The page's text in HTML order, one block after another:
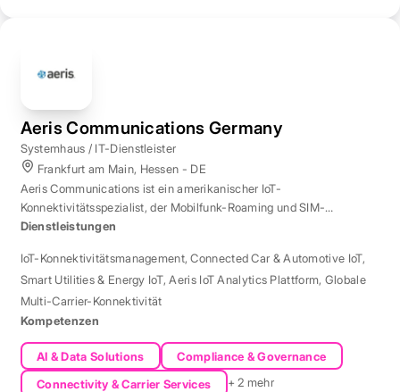
Aeris Communications Germany
Systemhaus / IT-Dienstleister
Frankfurt am Main, Hessen - DE
Aeris Communications ist ein amerikanischer IoT-
Konnektivitätsspezialist, der Mobilfunk-Roaming und SIM-
Management in über 190 Ländern verwaltet.
Dienstleistungen
IoT-Konnektivitätsmanagement,Connected Car & Automotive IoT,
Smart Utilities & Energy IoT,Aeris IoT Analytics Plattform, Globale
Multi-Carrier-Konnektivität
Kompetenzen
AI & Data Solutions
Compliance & Governance
Connectivity & Carrier Services
+ 2 mehr